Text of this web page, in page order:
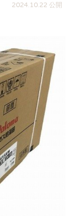
2024.10.22 公開